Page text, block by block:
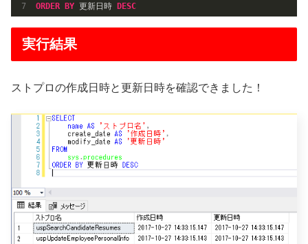
ORDER BY 更新日時 DESC
実行結果
ストプロの作成日時と更新日時を確認できました！